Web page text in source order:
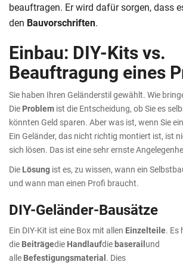
beauftragen. Er wird dafür sorgen, dass
den Bauvorschriften.
Einbau: DIY-Kits vs.
Beauftragung eines
Sie haben Ihren Geländerstil gewählt. Wie
Die Problem ist die Entscheidung, ob Sie es
könnten Geld sparen. Aber was ist, wenn Sie
Ein Geländer, das nicht richtig montiert ist, ist
sich lösen. Das ist eine sehr ernste
Die Lösung ist es, zu wissen, wann ein
und wann man einen Profi braucht.
DIY-Geländer-Bausätze
Ein DIY-Kit ist eine Box mit allen Einzelteile. Es
die Beiträgedie Handlaufdiebaserailund
alle Befestigungsmaterial. Dies